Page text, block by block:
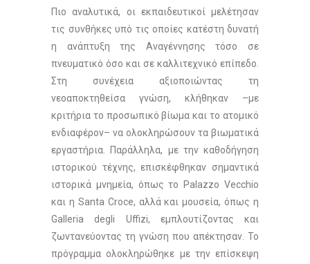
Πιο αναλυτικά, οι εκπαιδευτικοί μελέτησαν
τις συνθήκες υπό τις οποίες κατέστη δυνατή
η ανάπτυξη της Αναγέννησης τόσο σε
πνευματικό όσο και σε καλλιτεχνικό επίπεδο.
Στη συνέχεια αξιοποιώντας τη
νεοαποκτηθείσα γνώση, κλήθηκαν –με
κριτήρια το προσωπικό βίωμα και το ατομικό
ενδιαφέρον– να ολοκληρώσουν τα βιωματικά
εργαστήρια. Παράλληλα, με την καθοδήγηση
ιστορικού τέχνης, επισκέφθηκαν σημαντικά
ιστορικά μνημεία, όπως το Palazzo Vecchio
και η Santa Croce, αλλά και μουσεία, όπως η
Galleria degli Uffizi, εμπλουτίζοντας και
ζωντανεύοντας τη γνώση που απέκτησαν. Το
πρόγραμμα ολοκληρώθηκε με την επίσκεψη